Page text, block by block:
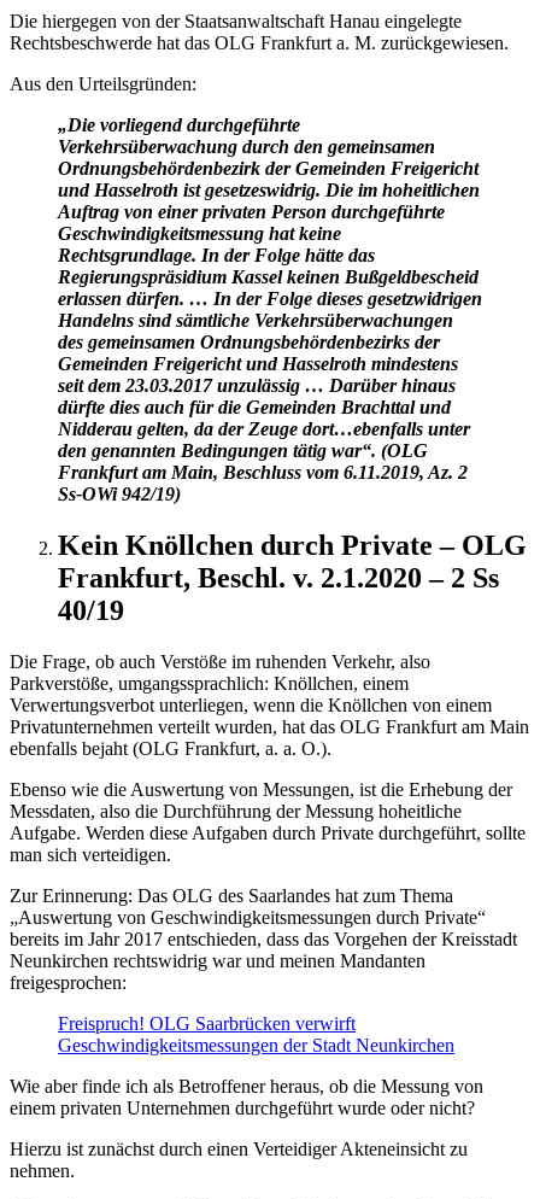
Die hiergegen von der Staatsanwaltschaft Hanau eingelegte
Rechtsbeschwerde hat das OLG Frankfurt a. M. zurückgewiesen.
Aus den Urteilsgründen:
„Die vorliegend durchgeführte
Verkehrsüberwachung durch den gemeinsamen
Ordnungsbehördenbezirk der Gemeinden Freigericht
und Hasselroth ist gesetzeswidrig. Die im hoheitlichen
Auftrag von einer privaten Person durchgeführte
Geschwindigkeitsmessung hat keine
Rechtsgrundlage. In der Folge hätte das
Regierungspräsidium Kassel keinen Bußgeldbescheid
erlassen dürfen. … In der Folge dieses gesetzwidrigen
Handelns sind sämtliche Verkehrsüberwachungen
des gemeinsamen Ordnungsbehördenbezirks der
Gemeinden Freigericht und Hasselroth mindestens
seit dem 23.03.2017 unzulässig … Darüber hinaus
dürfte dies auch für die Gemeinden Brachttal und
Nidderau gelten, da der Zeuge dort…ebenfalls unter
den genannten Bedingungen tätig war“. (OLG
Frankfurt am Main, Beschluss vom 6.11.2019, Az. 2
Ss-OWi 942/19)
Kein Knöllchen durch Private – OLG
Frankfurt, Beschl. v. 2.1.2020 – 2 Ss
40/19
Die Frage, ob auch Verstöße im ruhenden Verkehr, also
Parkverstöße, umgangssprachlich: Knöllchen, einem
Verwertungsverbot unterliegen, wenn die Knöllchen von einem
Privatunternehmen verteilt wurden, hat das OLG Frankfurt am Main
ebenfalls bejaht (OLG Frankfurt, a. a. O.).
Ebenso wie die Auswertung von Messungen, ist die Erhebung der
Messdaten, also die Durchführung der Messung hoheitliche
Aufgabe. Werden diese Aufgaben durch Private durchgeführt, sollte
man sich verteidigen.
Zur Erinnerung: Das OLG des Saarlandes hat zum Thema
„Auswertung von Geschwindigkeitsmessungen durch Private“
bereits im Jahr 2017 entschieden, dass das Vorgehen der Kreisstadt
Neunkirchen rechtswidrig war und meinen Mandanten
freigesprochen:
Freispruch! OLG Saarbrücken verwirft
Geschwindigkeitsmessungen der Stadt Neunkirchen
Wie aber finde ich als Betroffener heraus, ob die Messung von
einem privaten Unternehmen durchgeführt wurde oder nicht?
Hierzu ist zunächst durch einen Verteidiger Akteneinsicht zu
nehmen.